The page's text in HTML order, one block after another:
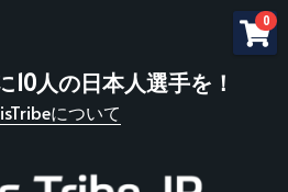
0
10人の日本人選手を！
について
×
×